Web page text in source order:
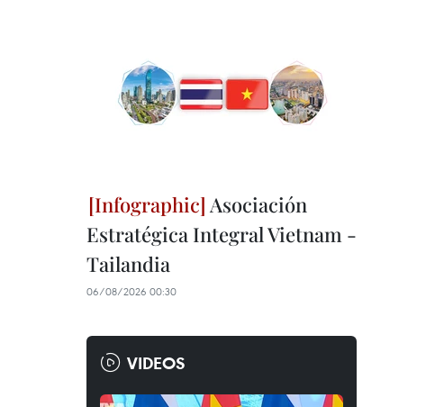
Asociación
Estratégica Integral Vietnam -
Tailandia
06/08/2026 00:30
VIDEOS